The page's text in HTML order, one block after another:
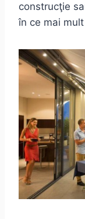
construcţie
în ce mai